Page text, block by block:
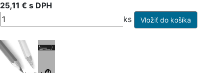
25,11 € s DPH
ks